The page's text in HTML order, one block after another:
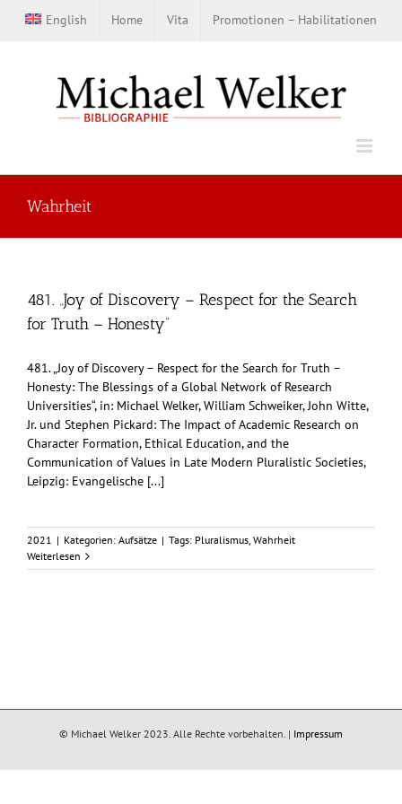
Inhalt
English Home Vita Promotionen – Habilitationen
Wahrheit
481. „Joy of Discovery – Respect for the Search
for Truth – Honesty“
481. „Joy of Discovery – Respect for the Search for Truth –
Honesty: The Blessings of a Global Network of Research
Universities“, in: Michael Welker, William Schweiker, John Witte,
Jr. und Stephen Pickard: The Impact of Academic Research on
Character Formation, Ethical Education, and the
Communication of Values in Late Modern Pluralistic Societies,
Leipzig: Evangelische [...]
2021 | Kategorien: Aufsätze | Tags: Pluralismus, Wahrheit
Weiterlesen
© Michael Welker 2023. Alle Rechte vorbehalten. | Impressum